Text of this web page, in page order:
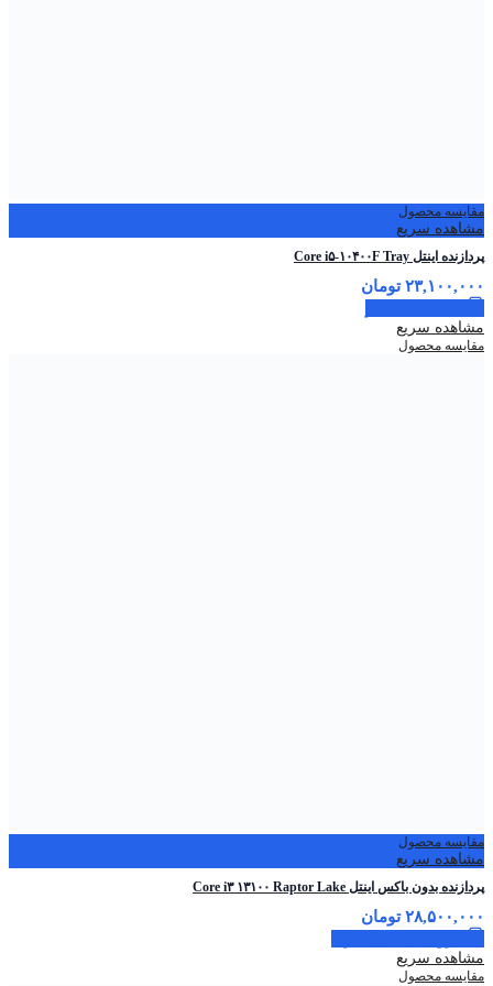
مقایسه محصول
مشاهده سریع
پردازنده اینتل Core i۵-۱۰۴۰۰F Tray
۲۳,۱۰۰,۰۰۰ تومان
مشاهده سریع
مقایسه محصول
مقایسه محصول
مشاهده سریع
پردازنده بدون باکس اینتل Core i۳ ۱۳۱۰۰ Raptor Lake
۲۸,۵۰۰,۰۰۰ تومان
مشاهده سریع
مقایسه محصول